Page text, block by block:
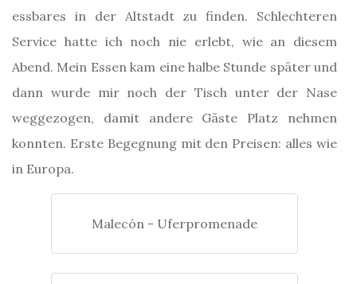
essbares in der Altstadt zu finden. Schlechteren
Service hatte ich noch nie erlebt, wie an diesem
Abend. Mein Essen kam eine halbe Stunde später und
dann wurde mir noch der Tisch unter der Nase
weggezogen, damit andere Gäste Platz nehmen
konnten. Erste Begegnung mit den Preisen: alles wie
in Europa.
Malecón - Uferpromenade